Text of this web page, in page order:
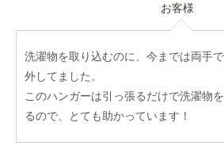
お客様
洗濯物を取り込むのに、今までは両手
外してました。
このハンガーは引っ張るだけで洗濯物
るので、とても助かっています！